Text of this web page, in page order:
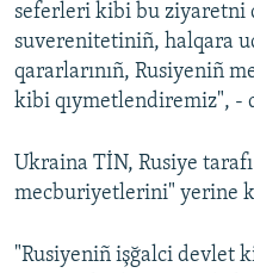
seferleri kibi bu ziyaretni
suverenitetiniñ, halqara
qararlarınıñ, Rusiyeniñ
kibi qıymetlendiremiz", -
Ukraina TİN, Rusiye
mecburiyetlerini" yerine
"Rusiyeniñ işğalci devlet